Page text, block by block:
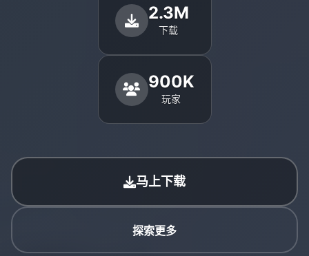
2.3M
下载
900K
玩家
马上下载
探索更多